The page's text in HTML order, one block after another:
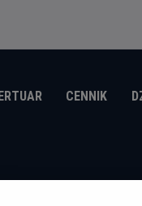
CENNIK